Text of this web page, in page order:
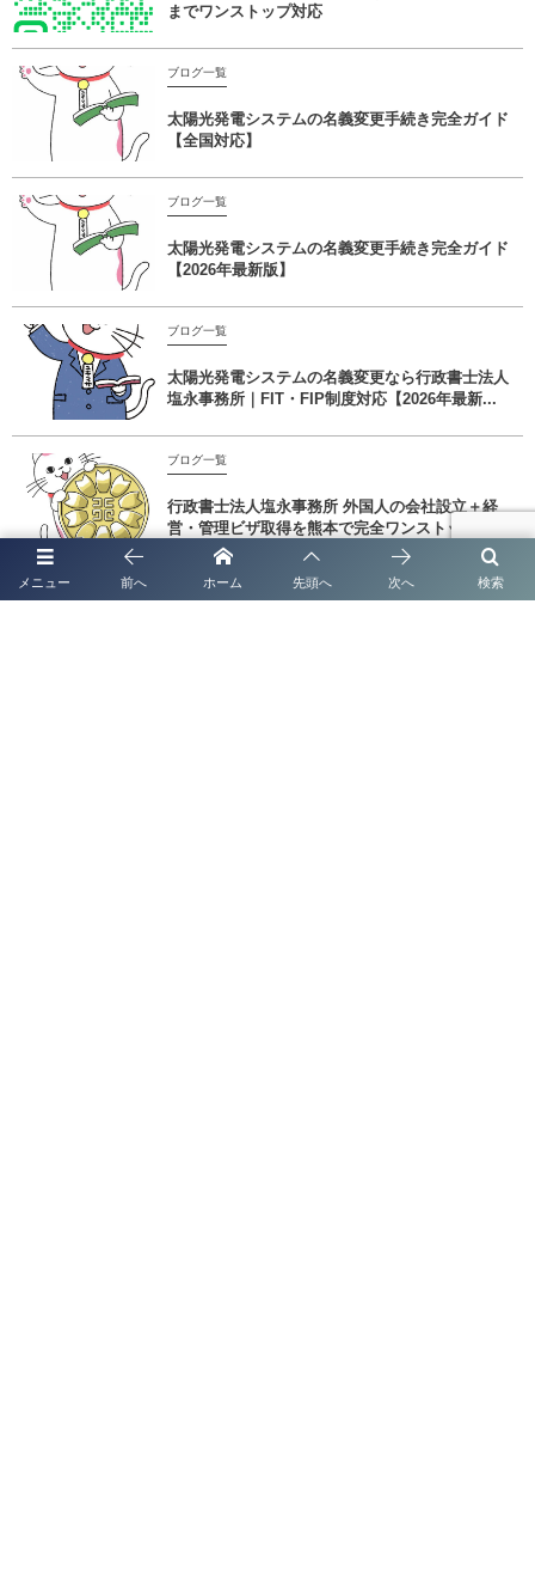
までワンストップ対応
ブログ一覧
太陽光発電システムの名義変更手続き完全ガイド
【全国対応】
ブログ一覧
太陽光発電システムの名義変更手続き完全ガイド
【2026年最新版】
ブログ一覧
太陽光発電システムの名義変更なら行政書士法人
塩永事務所｜FIT・FIP制度対応【2026年最新...
ブログ一覧
行政書士法人塩永事務所 外国人の会社設立＋経
営・管理ビザ取得を熊本で完全ワンストップ支援
メニュー 検索
前へ ホーム 先頭へ 次へ